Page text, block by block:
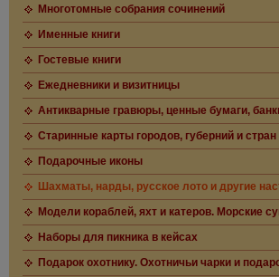
Многотомные собрания сочинений
Именные книги
Гостевые книги
Ежедневники и визитницы
Антикварные гравюры, ценные бумаги,
Старинные карты городов, губерний и стран
Подарочные иконы
Шахматы, нарды, русское лото и другие
Модели кораблей, яхт и катеров. Морские
Наборы для пикника в кейсах
Подарок охотнику. Охотничьи чарки и